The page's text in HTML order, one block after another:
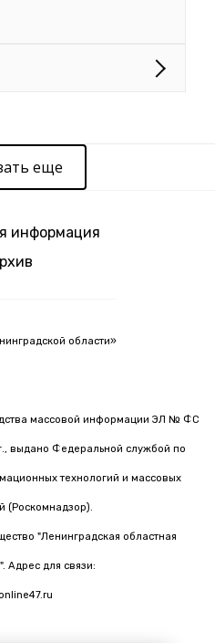
еще
информация
области»
массовой информации ЭЛ № ФС
выдано Федеральной службой по
технологий и массовых
(Роскомнадзор).
"Ленинградская областная
Адрес для связи: